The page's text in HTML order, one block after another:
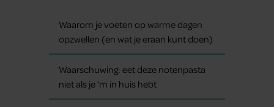
Waarom je voeten op warme dagen
opzwellen (en wat je eraan kunt doen)
Waarschuwing: eet deze notenpasta
niet als je ‘m in huis hebt